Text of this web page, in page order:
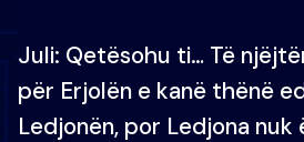
Juli: Qetësohu ti… Të
për Erjolën e kanë thënë
Ledjonën, por Ledjona